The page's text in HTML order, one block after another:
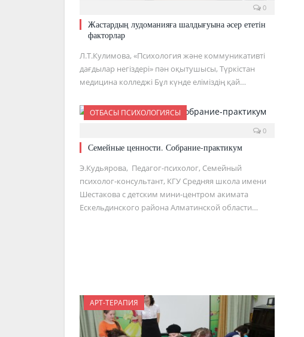
0
Жастардың лудоманияға шалдығуына әсер ететін
факторлар
Л.Т.Кулимова, «Психология және коммуникативті
дағдылар негіздері» пән оқытушысы, Түркістан
медицина колледжі Бұл күнде еліміздің қай…
ОТБАСЫ ПСИХОЛОГИЯСЫ
0
Семейные ценности. Собрание-практикум
Э.Кудьярова, Педагог-психолог, Семейный
психолог-консультант, КГУ Средняя школа имени
Шестакова с детским мини-центром акимата
Ескельдинского района Алматинской области…
АРТ-ТЕРАПИЯ